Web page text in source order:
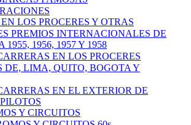
LOS PROCERES Y OTRAS
PREMIOS INTERNACIONALES DE
1955, 1956, 1957 Y 1958
EN LOS PROCERES
LIMA, QUITO, BOGOTA Y
EN EL EXTERIOR DE
Y CIRCUITOS